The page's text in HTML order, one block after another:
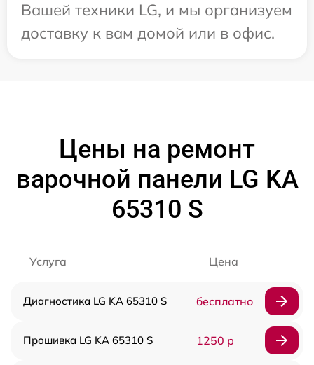
Вашей техники LG, и мы организуем
доставку к вам домой или в офис.
Цены на ремонт
варочной панели LG KA
65310 S
Услуга Цена
Диагностика LG KA 65310 S бесплатно
Прошивка LG KA 65310 S 1250 р